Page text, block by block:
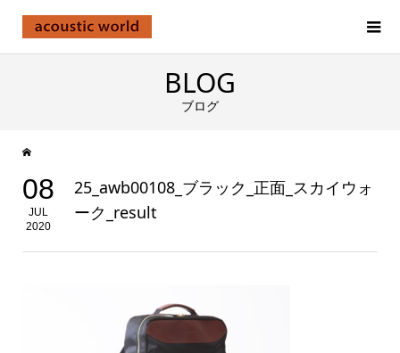
BLOG
ブログ
08
JUL
2020
25_awb00108_ブラック_正面_スカイウォ
ーク_result